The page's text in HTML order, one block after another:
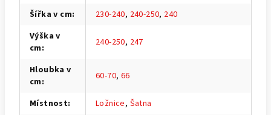
Šířka v cm: 230-240, 240-250, 240
Výška v
cm: 240-250, 247
Hloubka v
cm: 60-70, 66
Místnost: Ložnice, Šatna